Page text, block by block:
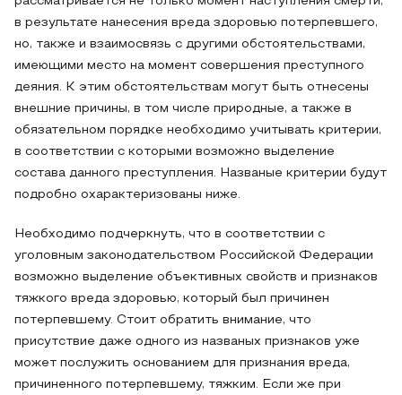
в результате нанесения вреда здоровью потерпевшего,
но, также и взаимосвязь с другими обстоятельствами,
имеющими место на момент совершения преступного
деяния. К этим обстоятельствам могут быть отнесены
внешние причины, в том числе природные, а также в
обязательном порядке необходимо учитывать критерии,
в соответствии с которыми возможно выделение
состава данного преступления. Названые критерии будут
подробно охарактеризованы ниже.
Необходимо подчеркнуть, что в соответствии с
уголовным законодательством Российской Федерации
возможно выделение объективных свойств и признаков
тяжкого вреда здоровью, который был причинен
потерпевшему. Стоит обратить внимание, что
присутствие даже одного из названых признаков уже
может послужить основанием для признания вреда,
причиненного потерпевшему, тяжким. Если же при